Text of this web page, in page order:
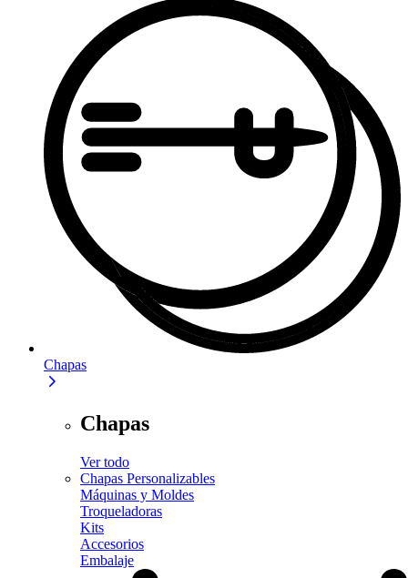
Chapas
Chapas
Ver todo
Chapas Personalizables
Máquinas y Moldes
Troqueladoras
Kits
Accesorios
Embalaje